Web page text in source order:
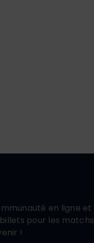
en ligne et
pour les matchs
!